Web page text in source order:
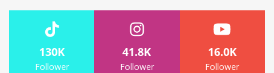
130K
Follower
41.8K
Follower
16.0K
Follower